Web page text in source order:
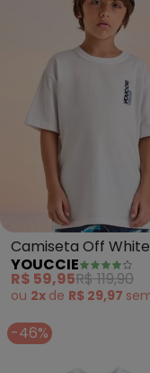
Camiseta Off
(Off White)
YOUCCIE
R$ 59,95R$ 119,90
ou 2x de R$ 29,97
-46%